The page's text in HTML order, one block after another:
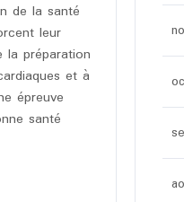
de la santé
leur
préparation
et à
épreuve
santé